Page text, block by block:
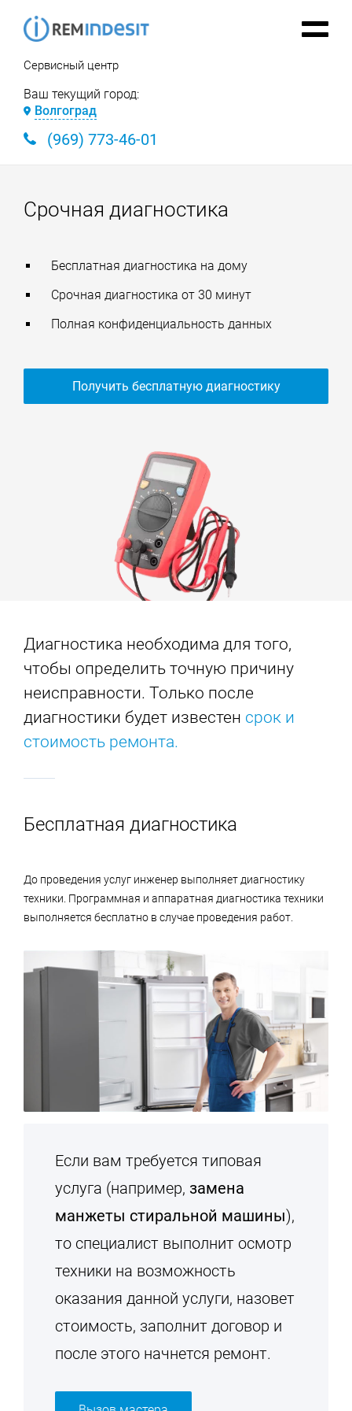
Сервисный центр
Ваш текущий город:
Волгоград
(969) 773-46-01
Срочная диагностика
Бесплатная диагностика на дому
Срочная диагностика от 30 минут
Полная конфиденциальность данных
Получить бесплатную диагностику
Диагностика необходима для того,
чтобы определить точную причину
неисправности. Только после
диагностики будет известен срок и
стоимость ремонта.
Бесплатная диагностика
До проведения услуг инженер выполняет диагностику
техники. Программная и аппаратная диагностика техники
выполняется бесплатно в случае проведения работ.
Если вам требуется типовая
услуга (например, замена
манжеты стиральной машины),
то специалист выполнит осмотр
техники на возможность
оказания данной услуги, назовет
стоимость, заполнит договор и
после этого начнется ремонт.